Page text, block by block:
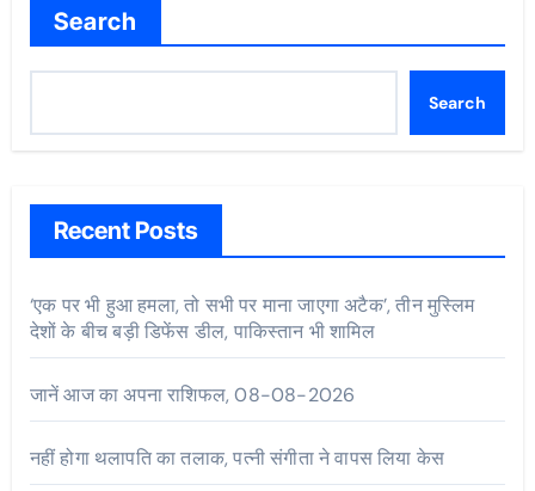
Search
Search
Recent Posts
‘एक पर भी हुआ हमला, तो सभी पर माना जाएगा अटैक’, तीन मुस्लिम
देशों के बीच बड़ी डिफेंस डील, पाकिस्तान भी शामिल
जानें आज का अपना राशिफल, 08-08-2026
नहीं होगा थलापति का तलाक, पत्नी संगीता ने वापस लिया केस